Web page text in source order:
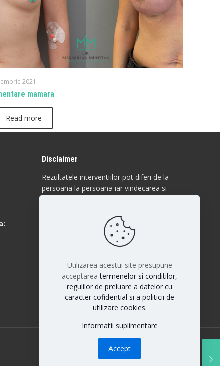
2021
mamara
Read more
Disclaimer
Rezultatele interventiilor pot diferi de la
persoana la persoana iar vindecarea si
raspunsul la anumite proceduri sunt
rezultatele nu pot fi la fel pentru toti
Utilizarea acestui site presupune
acceptareatermenelor si conditilor,
regulilor de preluare a datelor cu
caracter cofidential si a politicii de
utilizare cookies.
Informatii suplimentare
Accept